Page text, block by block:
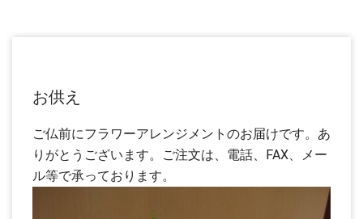
お供え
ご仏前にフラワーアレンジメントのお届けです。あ
りがとうございます。ご注文は、電話、FAX、メー
ル等で承っております。